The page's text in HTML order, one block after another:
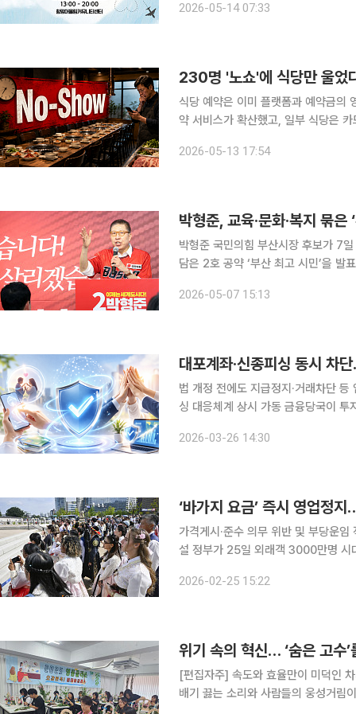
사는 전문 대행업체를 통해 연애특강
2026-05-14 07:33
230명 '노쇼'에 식당만 울었
식당 예약은 이미 플랫폼과 예약금의
약 서비스가 확산했고, 일부 식당은
가 적지 않다. 울릉도 한 식당의 '230
2026-05-13 17:54
박형준, 교육·문화·복지 묶은
박형준 국민의힘 부산시장 후보가 7
담은 2호 공약 ‘부산 최고 시민’을 발표했다. 박 후보는 이날 부산시의회 브리핑룸
단순한 성장 도시가 아니라 시민이 먼
2026-05-07 15:13
대포계좌·신종피싱 동시 차
법 개정 전에도 지급정지·거래차단
싱 대응체계 상시 가동 금융당국이 투자리딩방 사기, 로맨스스캠, 노쇼사기 등 신종 피싱 범죄와 대
공유와 공동 탐지체계를 강화해 범죄
2026-03-26 14:30
가격게시·준수 의무 위반 및 부당운
설 정부가 25일 외래객 3000만명 시대를 앞당기기 위한 관광 대전환 전략을 내놓은 데 이어 관광
박·교통·음식업을 중심으로 반복돼
2026-02-25 15:22
[편집자주] 속도와 효율만이 미덕인
배기 끓는 소리와 사람들의 웅성거림